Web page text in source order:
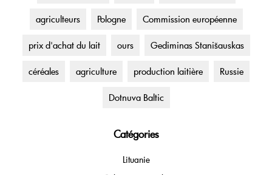
agriculteurs Pologne Commission européenne
prix d'achat du lait ours Gediminas Stanišauskas
céréales agriculture production laitière Russie
Dotnuva Baltic
Catégories
Lituanie